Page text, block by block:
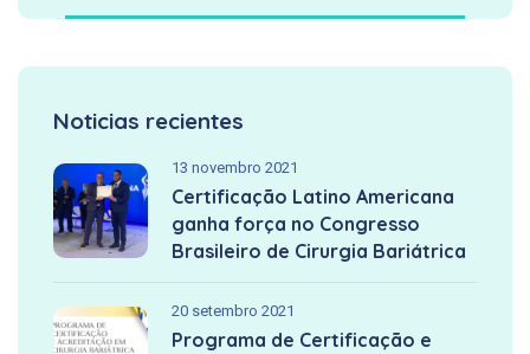
Noticias recientes
13 novembro 2021
Certificação Latino Americana
ganha força no Congresso
Brasileiro de Cirurgia Bariátrica
20 setembro 2021
Programa de Certificação e